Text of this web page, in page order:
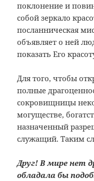
поклонение и
собой зеркало
посланническая
объявляет о ней
показать Его
Для того, чтобы
полные
сокровищницы
могуществе,
назначенный
служащий. Таким
Друг! В мире нет
обладала бы